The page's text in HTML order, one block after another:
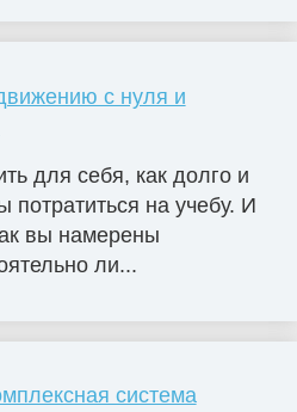
с нуля и
для себя, как долго и
потратиться на учебу. И
вы намерены
ли...
система